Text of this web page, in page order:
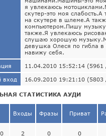
я увлекаюсь
скутер-это моя слабость.А
на скутере в шлеме.А
компьютером.Пишу
также.Я увлекаюсь
слушаю хорошую
девушка Олеся по гибла в
навижу себя.
11.04.2010 15:52:14 (5961
вход 16.09.2010 19:21:10 (5803
СТАТИСТИКА АУДИ
Входы Фразы Приват
2 0 0